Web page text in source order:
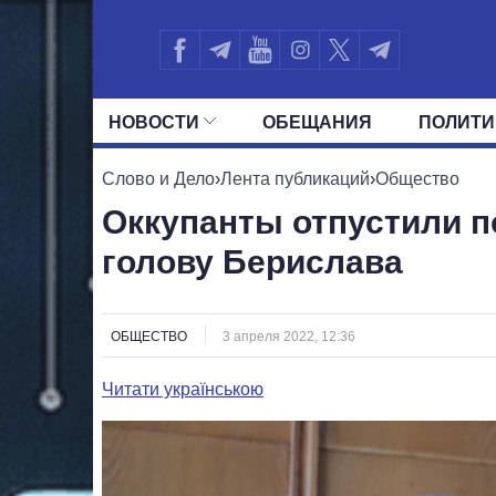
НОВОСТИ ОБЕЩАНИЯ
ВСЕ ПОЛИТИКИ ПРЕЗИДЕНТ И
Слово и Дело›Лента публикаций›Общество
Оккупанты отпустили
голову Берислава
ОБЩЕСТВО 3 апреля 2022, 12:36
Читати українською